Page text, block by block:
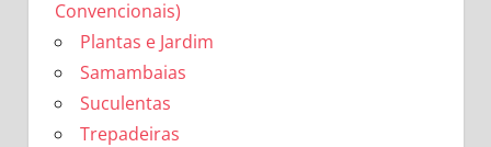
Convencionais)
Plantas e Jardim
Samambaias
Suculentas
Trepadeiras